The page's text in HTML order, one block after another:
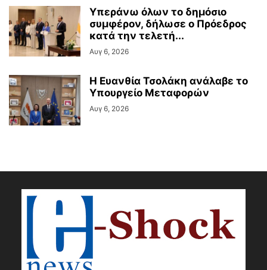
Υπεράνω όλων το δημόσιο
συμφέρον, δήλωσε ο Πρόεδρος
κατά την τελετή...
Αυγ 6, 2026
Η Ευανθία Τσολάκη ανάλαβε το
Υπουργείο Μεταφορών
Αυγ 6, 2026